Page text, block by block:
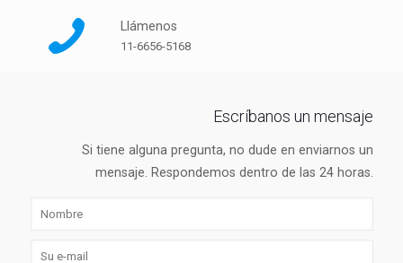
Llámenos
11-6656-5168
Escríbanos un mensaje
Si tiene alguna pregunta, no dude en enviarnos un
mensaje. Respondemos dentro de las 24 horas.